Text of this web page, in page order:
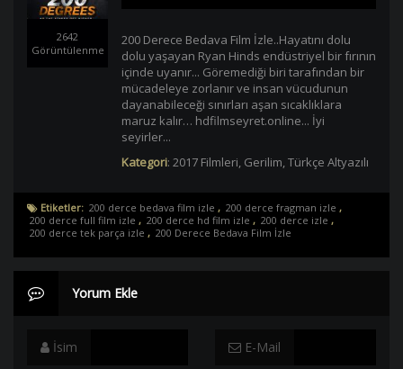
2642
Görüntülenme
200 Derece Bedava Film İzle..Hayatını dolu
dolu yaşayan Ryan Hinds endüstriyel bir fırının
içinde uyanır... Göremediği biri tarafından bir
mücadeleye zorlanır ve insan vücudunun
dayanabileceği sınırları aşan sıcaklıklara
maruz kalır… hdfilmseyret.online... İyi
seyirler...
Kategori: 2017 Filmleri, Gerilim,Türkçe Altyazılı
Etiketler: 200 derce bedava film izle , 200 derce fragman izle ,
200 derce full film izle , 200 derce hd film izle , 200 derce izle ,
200 derce tek parça izle , 200 Derece Bedava Film İzle
Yorum Ekle
İsim E-Mail